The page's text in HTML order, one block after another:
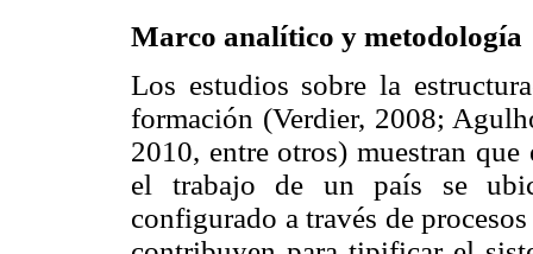
Marco analítico y metodología
Los estudios sobre la
formación (Verdier, 2008;
2010, entre otros) muestran
el trabajo de un país se
configurado a través de